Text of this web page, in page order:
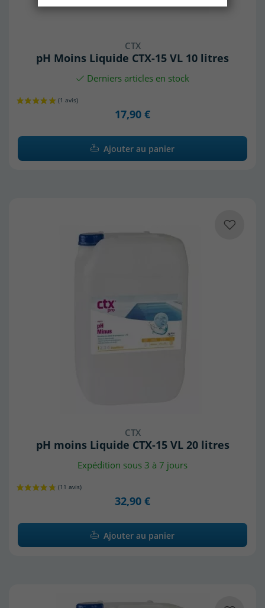
CTX
pH Moins Liquide CTX-15 VL 10 litres
Derniers articles en stock
17,90 €
Ajouter au panier
CTX
pH moins Liquide CTX-15 VL 20 litres
Expédition sous 3 à 7 jours
32,90 €
Ajouter au panier